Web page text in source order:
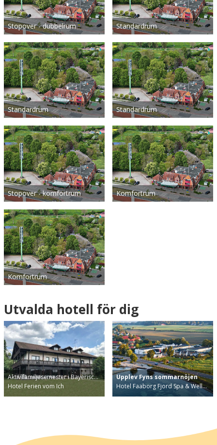
Stopover - dubbelrum Standardrum
Standardrum Standardrum
Stopover - komfortrum Komfortrum
Komfortrum
Utvalda hotell för dig
Aktiv familjesemester i Bayerisc…
Hotel Ferien vom Ich
Upplev Fyns sommarnöjen
Hotel Faaborg Fjord Spa & Well…